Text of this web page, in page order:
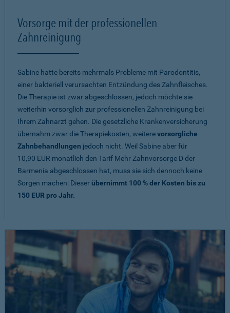
Vorsorge mit der professionellen
Zahnreinigung
Sabine hatte bereits mehrmals Probleme mit Parodontitis,
einer bakteriell verursachten Entzündung des Zahnfleisches.
Die Therapie ist zwar abgeschlossen, jedoch möchte sie
weiterhin vorsorglich zur professionellen Zahnreinigung bei
Ihrem Zahnarzt gehen. Die gesetzliche Krankenversicherung
übernahm zwar die Therapiekosten, weiterevorsorgliche
Zahnbehandlungen jedoch nicht. Weil Sabine aber für
10,90 EUR monatlich den Tarif Mehr Zahnvorsorge D der
Barmenia abgeschlossen hat, muss sie sich dennoch keine
Sorgen machen: Dieser übernimmt 100 % der Kosten bis zu
150 EUR pro Jahr.